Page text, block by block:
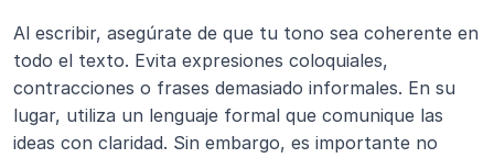
Al escribir, asegúrate de que tu tono sea coherente en
todo el texto. Evita expresiones coloquiales,
contracciones o frases demasiado informales. En su
lugar, utiliza un lenguaje formal que comunique las
ideas con claridad. Sin embargo, es importante no